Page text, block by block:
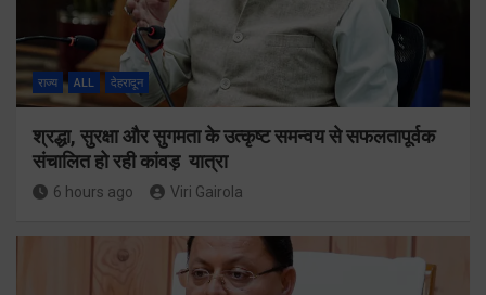
राज्य ALL देहरादून
श्रद्धा, सुरक्षा और सुगमता के उत्कृष्ट समन्वय से सफलतापूर्वक
संचालित हो रही कांवड़ यात्रा
6 hours ago Viri Gairola